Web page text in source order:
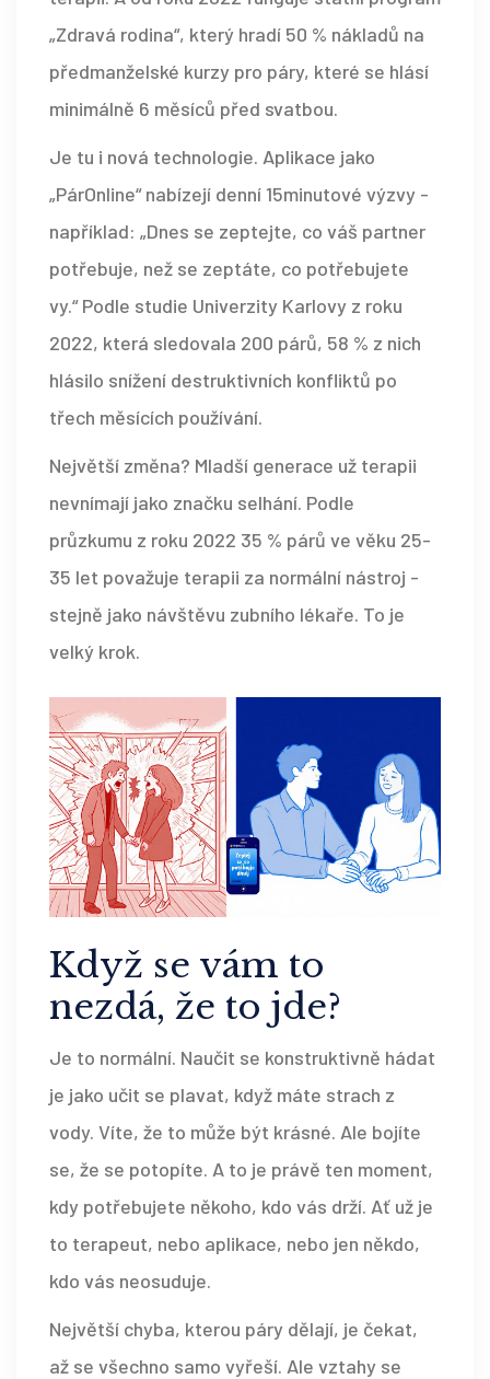
„Zdravá rodina“, který hradí 50 % nákladů na
předmanželské kurzy pro páry, které se hlásí
minimálně 6 měsíců před svatbou.
Je tu i nová technologie. Aplikace jako
„PárOnline“ nabízejí denní 15minutové výzvy -
například: „Dnes se zeptejte, co váš partner
potřebuje, než se zeptáte, co potřebujete
vy.“ Podle studie Univerzity Karlovy z roku
2022, která sledovala 200 párů, 58 % z nich
hlásilo snížení destruktivních konfliktů po
třech měsících používání.
Největší změna? Mladší generace už terapii
nevnímají jako značku selhání. Podle
průzkumu z roku 2022 35 % párů ve věku 25-
35 let považuje terapii za normální nástroj -
stejně jako návštěvu zubního lékaře. To je
velký krok.
Když se vám to
nezdá, že to jde?
Je to normální. Naučit se konstruktivně hádat
je jako učit se plavat, když máte strach z
vody. Víte, že to může být krásné. Ale bojíte
se, že se potopíte. A to je právě ten moment,
kdy potřebujete někoho, kdo vás drží. Ať už je
to terapeut, nebo aplikace, nebo jen někdo,
kdo vás neosuduje.
Největší chyba, kterou páry dělají, je čekat,
až se všechno samo vyřeší. Ale vztahy se